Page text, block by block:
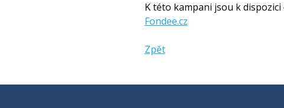
K této kampani jsou k
Fondee.cz
Zpět